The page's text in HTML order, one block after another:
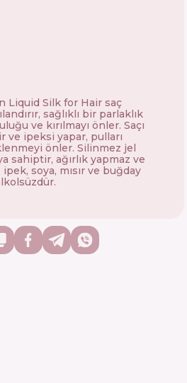
Liquid Silk for Hair saç
sağlıklı bir parlaklık
ve kırılmayı önler. Saçı
ve ipeksi yapar, pulları
önler. Silinmez jel
sahiptir, ağırlık yapmaz ve
soya, mısır ve buğday